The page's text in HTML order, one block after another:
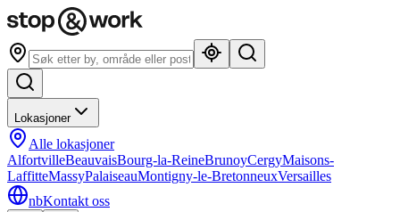
Lokasjoner
Alle lokasjoner
AlfortvilleBeauvaisBourg-la-ReineBrunoyCergyMaisons-
LaffitteMassyPalaiseauMontigny-le-BretonneuxVersailles
nbKontakt oss